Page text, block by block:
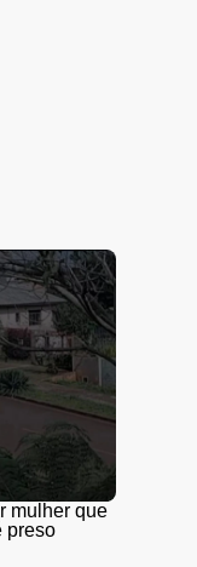
mulher que
preso